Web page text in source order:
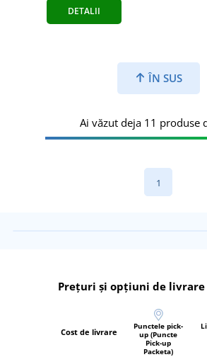
DETALII
ÎN SUS
Ai văzut deja 11 produse
1
Prețuri și opțiuni de livrare
Cost de livrare
Punctele pick-
up (Puncte
Pick-up
Packeta)